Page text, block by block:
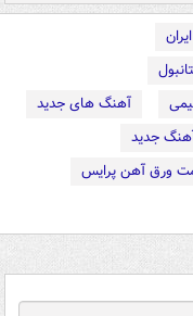
آهنگ های جدید
جدید
ورق آهن پرایس